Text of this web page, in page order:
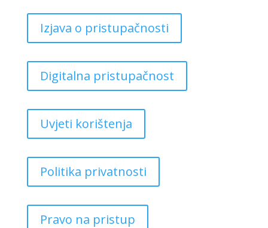
Izjava o pristupačnosti
Digitalna pristupačnost
Uvjeti korištenja
Politika privatnosti
Pravo na pristup